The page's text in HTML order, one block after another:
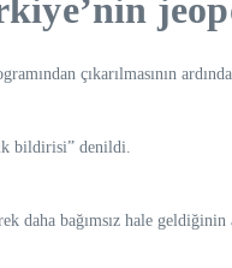
çıkarılmasının
bildirisi” denildi.
daha bağımsız hale geldiğinin